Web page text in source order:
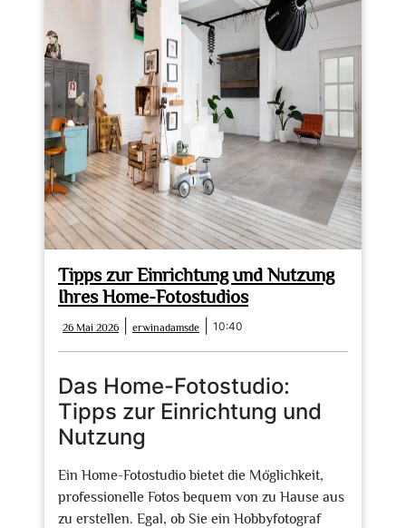
Tipps zur Einrichtung und Nutzung
Ihres Home-Fotostudios
26 Mai 2026
Mai
2026
erwinadamsde erwinadamsde
10:40
Das Home-Fotostudio:
Tipps zur Einrichtung und
Nutzung
Ein Home-Fotostudio bietet die Möglichkeit,
professionelle Fotos bequem von zu Hause aus
zu erstellen. Egal, ob Sie ein Hobbyfotograf